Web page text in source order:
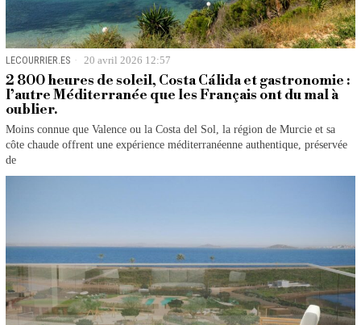
LECOURRIER.ES 20 avril 2026 12:57
2 800 heures de soleil, Costa Cálida et gastronomie :
l’autre Méditerranée que les Français ont du mal à
oublier.
Moins connue que Valence ou la Costa del Sol, la région de Murcie et sa
côte chaude offrent une expérience méditerranéenne authentique, préservée
de